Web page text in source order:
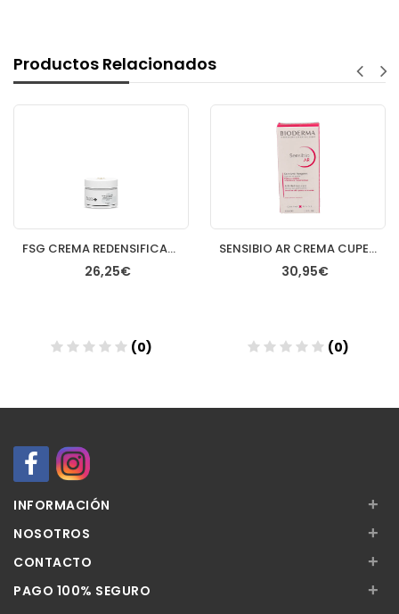
Productos Relacionados
FSG CREMA REDENSIFICANTE RENOVADORA RICA 50ML
26,25€
(0)
SENSIBIO AR CREMA CUPEROSIS 40 ML
30,95€
(0)
INFORMACIÓN +
NOSOTROS +
CONTACTO +
PAGO 100% SEGURO +